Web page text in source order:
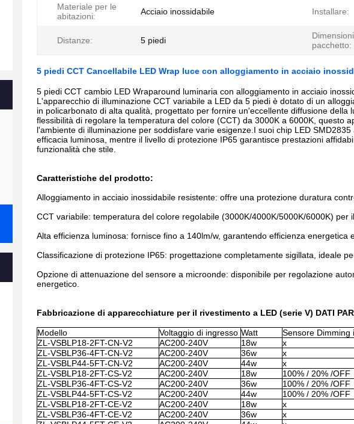
Materiale per le
abitazioni:
Acciaio inossidabile Installare:
Distanze: 5 piedi
pacchetto:
5 piedi CCT Cancellabile LED Wrap luce con alloggiamento in acciaio
5 piedi CCT cambio LED Wraparound luminaria con alloggiamento in acciaio
L'apparecchio di illuminazione CCT variabile a LED da 5 piedi è dotato di un
in policarbonato di alta qualità, progettato per fornire un'eccellente diffusione
flessibilità di regolare la temperatura del colore (CCT) da 3000K a 6000K, questo
l'ambiente di illuminazione per soddisfare varie esigenze.I suoi chip LED
efficacia luminosa, mentre il livello di protezione IP65 garantisce prestazioni
funzionalità che stile.
Caratteristiche del prodotto:
Alloggiamento in acciaio inossidabile resistente: offre una protezione duratura
CCT variabile: temperatura del colore regolabile (3000K/4000K/5000K/6000K) per
Alta efficienza luminosa: fornisce fino a 140lm/w, garantendo efficienza energetica
Classificazione di protezione IP65: progettazione completamente sigillata, ideale
Opzione di attenuazione del sensore a microonde: disponibile per regolazione
energetico.
Fabbricazione di apparecchiature per il rivestimento a LED (serie V) DATI
Modello Voltaggio di ingresso Watt
Sensore Dimming
ZL-VSBLP18-2FT-CN-V2
AC200-240V 18w
x
ZL-VSBLP36-4FT-CN-V2
AC200-240V 36w
x
ZL-VSBLP44-5FT-CN-V2
AC200-240V 44w
x
ZL-VSBLP18-2FT-CS-V2
AC200-240V 18w
100% / 20% /OFF
ZL-VSBLP36-4FT-CS-V2
AC200-240V 36w
100% / 20% /OFF
ZL-VSBLP44-5FT-CS-V2
AC200-240V 44w
100% / 20% /OFF
ZL-VSBLP18-2FT-CE-V2
AC200-240V 18w
x
ZL-VSBLP36-4FT-CE-V2
AC200-240V 36w
x